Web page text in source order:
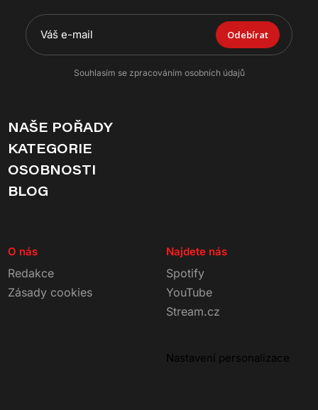
Odebírat
Souhlasím se zpracováním osobních údajů
NAŠE POŘADY
KATEGORIE
OSOBNOSTI
BLOG
O nás
Redakce
Zásady cookies
Najdete nás
Spotify
YouTube
Stream.cz
Nastavení personalizace